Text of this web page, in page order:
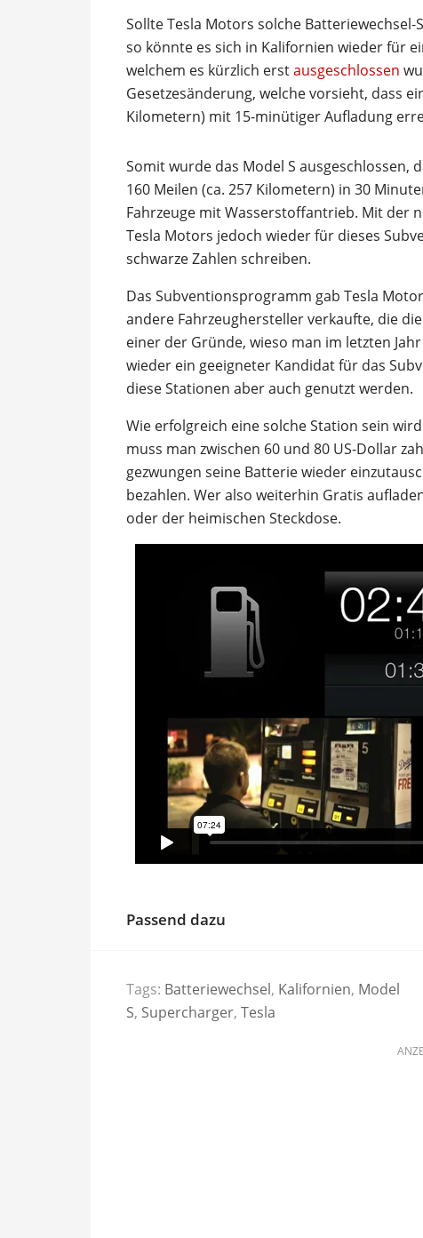
Sollte Tesla Motors solche
so könnte es sich in Kalifornien wieder für
welchem es kürzlich erstausgeschlossen
Gesetzesänderung, welche vorsieht, dass
Kilometern) mit 15-minütiger Aufladung
Somit wurde das Model S ausgeschlossen,
160 Meilen (ca. 257 Kilometern) in 30
Fahrzeuge mit Wasserstoffantrieb. Mit der
Tesla Motors jedoch wieder für dieses
schwarze Zahlen schreiben.
Das Subventionsprogramm gab Tesla
andere Fahrzeughersteller verkaufte, die
einer der Gründe, wieso man im letzten
wieder ein geeigneter Kandidat für das
diese Stationen aber auch genutzt werden.
Wie erfolgreich eine solche Station sein
muss man zwischen 60 und 80 US-Dollar
gezwungen seine Batterie wieder
bezahlen. Wer also weiterhin Gratis
oder der heimischen Steckdose.
Passend dazu
Tags: Batteriewechsel, Kalifornien, Model
S, Supercharger, Tesla